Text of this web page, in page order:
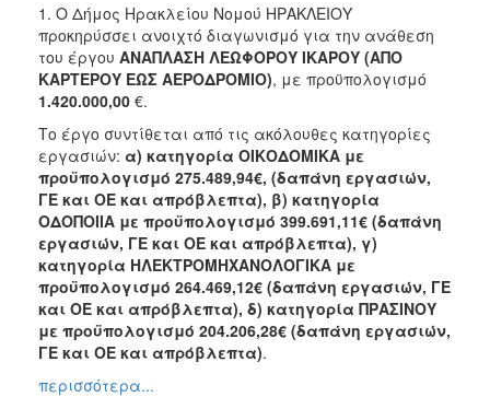
1. Ο Δήμος Ηρακλείου Νομού ΗΡΑΚΛΕΙΟΥ
προκηρύσσει ανοιχτό διαγωνισμό για την ανάθεση
του έργου ΑΝΑΠΛΑΣΗ ΛΕΩΦΟΡΟΥ ΙΚΑΡΟΥ (ΑΠΟ
ΚΑΡΤΕΡΟΥ ΕΩΣ ΑΕΡΟΔΡΟΜΙΟ), με προϋπολογισμό
1.420.000,00 €.
Το έργο συντίθεται από τις ακόλουθες κατηγορίες
εργασιών: α) κατηγορία ΟΙΚΟΔΟΜΙΚΑ με
προϋπολογισμό 275.489,94€, (δαπάνη εργασιών,
ΓΕ και ΟΕ και απρόβλεπτα), β) κατηγορία
ΟΔΟΠΟΙΙΑ με προϋπολογισμό 399.691,11€ (δαπάνη
εργασιών, ΓΕ και ΟΕ και απρόβλεπτα), γ)
κατηγορία ΗΛΕΚΤΡΟΜΗΧΑΝΟΛΟΓΙΚΑ με
προϋπολογισμό 264.469,12€ (δαπάνη εργασιών, ΓΕ
και ΟΕ και απρόβλεπτα), δ) κατηγορία ΠΡΑΣΙΝΟΥ
με προϋπολογισμό 204.206,28€ (δαπάνη εργασιών,
ΓΕ και ΟΕ και απρόβλεπτα).
περισσότερα...